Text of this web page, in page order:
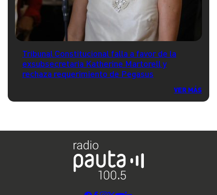
Tribunal Constitucional falla a favor de la
exsubsecretaria Katherine Martorell y
rechaza requerimiento de Pegasus
VER MÁS